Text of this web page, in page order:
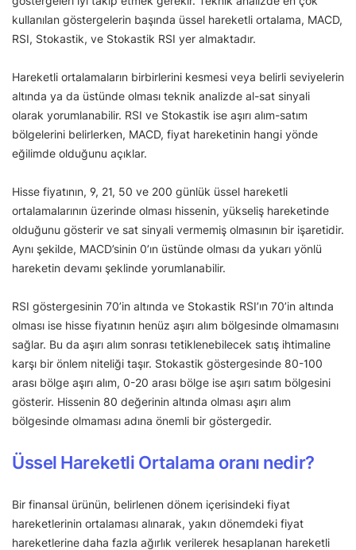
kullanılan göstergelerin başında üssel hareketli ortalama, MACD,
RSI, Stokastik, ve Stokastik RSI yer almaktadır.
Hareketli ortalamaların birbirlerini kesmesi veya belirli seviyelerin
altında ya da üstünde olması teknik analizde al-sat sinyali
olarak yorumlanabilir. RSI ve Stokastik ise aşırı alım-satım
bölgelerini belirlerken, MACD, fiyat hareketinin hangi yönde
eğilimde olduğunu açıklar.
Hisse fiyatının, 9, 21, 50 ve 200 günlük üssel hareketli
ortalamalarının üzerinde olması hissenin, yükseliş hareketinde
olduğunu gösterir ve sat sinyali vermemiş olmasının bir işaretidir.
Aynı şekilde, MACD’sinin 0’ın üstünde olması da yukarı yönlü
hareketin devamı şeklinde yorumlanabilir.
RSI göstergesinin 70’in altında ve Stokastik RSI’ın 70’in altında
olması ise hisse fiyatının henüz aşırı alım bölgesinde olmamasını
sağlar. Bu da aşırı alım sonrası tetiklenebilecek satış ihtimaline
karşı bir önlem niteliği taşır. Stokastik göstergesinde 80-100
arası bölge aşırı alım, 0-20 arası bölge ise aşırı satım bölgesini
gösterir. Hissenin 80 değerinin altında olması aşırı alım
bölgesinde olmaması adına önemli bir göstergedir.
Üssel Hareketli Ortalama oranı nedir?
Bir finansal ürünün, belirlenen dönem içerisindeki fiyat
hareketlerinin ortalaması alınarak, yakın dönemdeki fiyat
hareketlerine daha fazla ağırlık verilerek hesaplanan hareketli